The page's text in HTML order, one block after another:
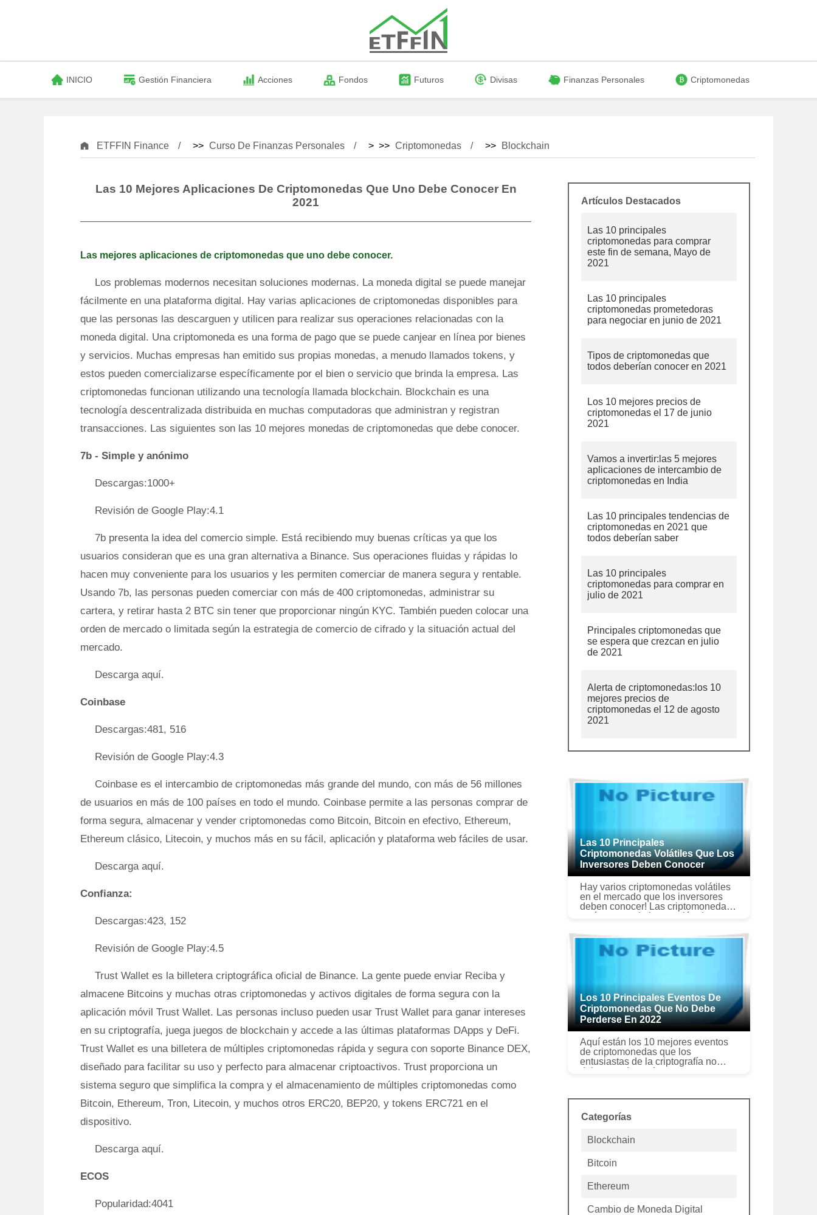
INICIO Gestión Financiera Acciones Fondos Futuros Divisas Finanzas Personales Criptomonedas
ETFFIN Finance >> Curso De Finanzas Personales > >> Criptomonedas >> Blockchain
Las 10 Mejores Aplicaciones De Criptomonedas Que Uno Debe Conocer En
2021
Las mejores aplicaciones de criptomonedas que uno debe conocer.
Los problemas modernos necesitan soluciones modernas. La moneda digital se puede manejar
fácilmente en una plataforma digital. Hay varias aplicaciones de criptomonedas disponibles para
que las personas las descarguen y utilicen para realizar sus operaciones relacionadas con la
moneda digital. Una criptomoneda es una forma de pago que se puede canjear en línea por bienes
y servicios. Muchas empresas han emitido sus propias monedas, a menudo llamados tokens, y
estos pueden comercializarse específicamente por el bien o servicio que brinda la empresa. Las
criptomonedas funcionan utilizando una tecnología llamada blockchain. Blockchain es una
tecnología descentralizada distribuida en muchas computadoras que administran y registran
transacciones. Las siguientes son las 10 mejores monedas de criptomonedas que debe conocer.
7b - Simple y anónimo
Descargas:1000+
Revisión de Google Play:4.1
7b presenta la idea del comercio simple. Está recibiendo muy buenas críticas ya que los
usuarios consideran que es una gran alternativa a Binance. Sus operaciones fluidas y rápidas lo
hacen muy conveniente para los usuarios y les permiten comerciar de manera segura y rentable.
Usando 7b, las personas pueden comerciar con más de 400 criptomonedas, administrar su
cartera, y retirar hasta 2 BTC sin tener que proporcionar ningún KYC. También pueden colocar una
orden de mercado o limitada según la estrategia de comercio de cifrado y la situación actual del
mercado.
Descarga aquí.
Coinbase
Descargas:481, 516
Revisión de Google Play:4.3
Coinbase es el intercambio de criptomonedas más grande del mundo, con más de 56 millones
de usuarios en más de 100 países en todo el mundo. Coinbase permite a las personas comprar de
forma segura, almacenar y vender criptomonedas como Bitcoin, Bitcoin en efectivo, Ethereum,
Ethereum clásico, Litecoin, y muchos más en su fácil, aplicación y plataforma web fáciles de usar.
Descarga aquí.
Confianza:
Descargas:423, 152
Revisión de Google Play:4.5
Trust Wallet es la billetera criptográfica oficial de Binance. La gente puede enviar Reciba y
almacene Bitcoins y muchas otras criptomonedas y activos digitales de forma segura con la
aplicación móvil Trust Wallet. Las personas incluso pueden usar Trust Wallet para ganar intereses
en su criptografía, juega juegos de blockchain y accede a las últimas plataformas DApps y DeFi.
Trust Wallet es una billetera de múltiples criptomonedas rápida y segura con soporte Binance DEX,
diseñado para facilitar su uso y perfecto para almacenar criptoactivos. Trust proporciona un
sistema seguro que simplifica la compra y el almacenamiento de múltiples criptomonedas como
Bitcoin, Ethereum, Tron, Litecoin, y muchos otros ERC20, BEP20, y tokens ERC721 en el
dispositivo.
Descarga aquí.
ECOS
Popularidad:4041
Artículos Destacados
Las 10 principales
criptomonedas para comprar
este fin de semana, Mayo de
2021
Las 10 principales
criptomonedas prometedoras
para negociar en junio de 2021
Tipos de criptomonedas que
todos deberían conocer en 2021
Los 10 mejores precios de
criptomonedas el 17 de junio
2021
Vamos a invertir:las 5 mejores
aplicaciones de intercambio de
criptomonedas en India
Las 10 principales tendencias de
criptomonedas en 2021 que
todos deberían saber
Las 10 principales
criptomonedas para comprar en
julio de 2021
Principales criptomonedas que
se espera que crezcan en julio
de 2021
Alerta de criptomonedas:los 10
mejores precios de
criptomonedas el 12 de agosto
2021
Las 10 Principales
Criptomonedas Volátiles Que Los
Inversores Deben Conocer
Hay varios criptomonedas volátiles
en el mercado que los inversores
deben conocer! Las criptomonedas
están captando la atención de
volatilidad mantiene a muchos
alejados...
Los 10 Principales Eventos De
Criptomonedas Que No Debe
Perderse En 2022
Aquí están los 10 mejores eventos
de criptomonedas que los
entusiastas de la criptografía no
deben perderse. Las personas que
Categorías
Blockchain
Bitcoin
Ethereum
Cambio de Moneda Digital